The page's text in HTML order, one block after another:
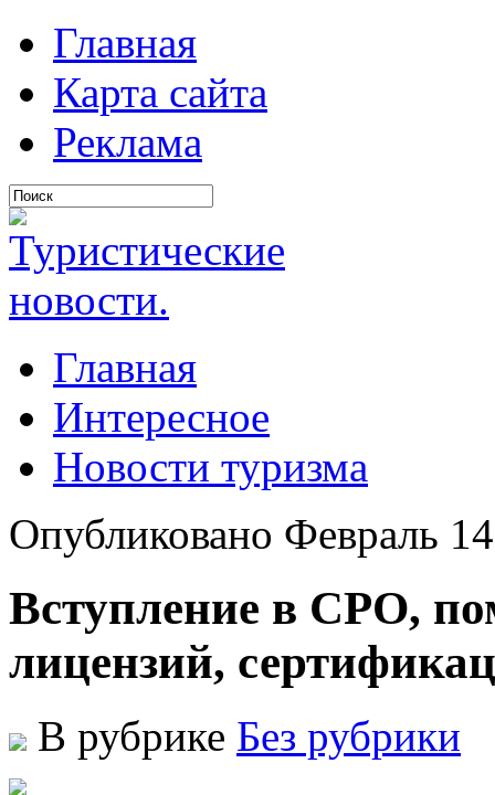
Главная
Карта сайта
Реклама
Главная
Интересное
Новости туризма
Опубликовано Февраль
Вступление в СРО,
лицензий,
В рубрике Без рубрики